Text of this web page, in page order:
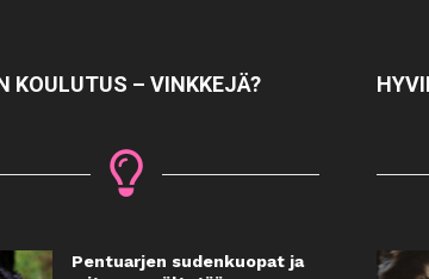
KOULUTUS – VINKKEJÄ?
Pentuarjen sudenkuopat ja